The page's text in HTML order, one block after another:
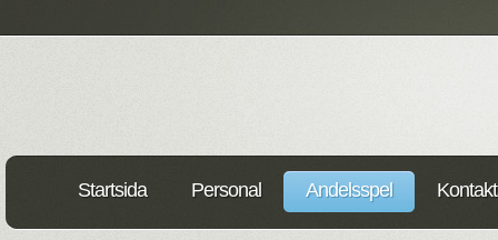
Startsida Personal Andelsspel